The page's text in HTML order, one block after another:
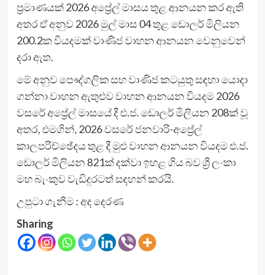
ප්‍රමාණයක් 2026 අප්‍රේල් මාසය තුළ ආනයන කර ඇති
අතර ඒ අනුව 2026 මුල් මාස 04 තුළ ඩොලර් මිලියන
200.2ක වියදමක් වාණිජ වාහන ආනයන වෙනුවෙන්
දරා ඇත.
මේ අනුව පෞද්ගලික සහ වාණිජ කටයුතු සඳහා යොදා
ගන්නා වාහන ඇතුළුව වාහන ආනයන වියදම 2026
වසරේ අප්‍රේල් මාසයේ දී එ.ජ. ඩොලර් මිලියන 208ක් වූ
අතර, එමගින්, 2026 වසරේ ජනවාරි-අප්‍රේල්
කාලපරිච්ඡේදය තුළ දී මුළු වාහන ආනයන වියදම එ.ජ.
ඩොලර් මිලියන 821ක් දක්වා ඉහළ ගිය බව ශ්‍රී ලංකා
මහ බැංකුව වැඩිදුරටත් සඳහන් කරයි.
උපුටා ගැනීම : අද දෙරණ
Sharing